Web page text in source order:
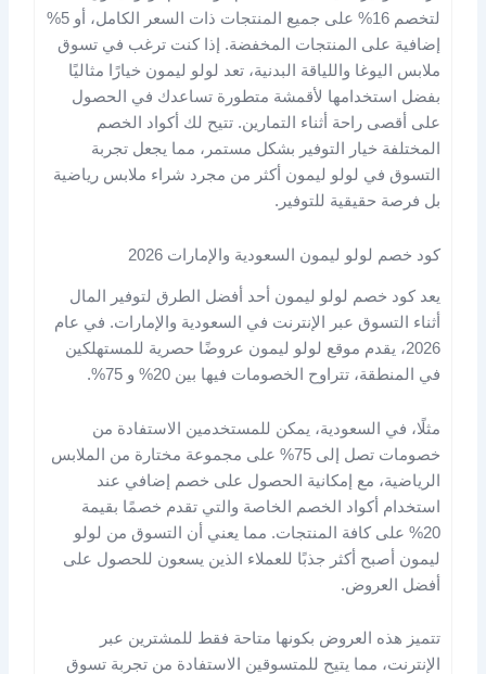
لتخصم 16% على جميع المنتجات ذات السعر الكامل، أو 5%
إضافية على المنتجات المخفضة. إذا كنت ترغب في تسوق
ملابس اليوغا واللياقة البدنية، تعد لولو ليمون خيارًا مثاليًا
بفضل استخدامها لأقمشة متطورة تساعدك في الحصول
على أقصى راحة أثناء التمارين. تتيح لك أكواد الخصم
المختلفة خيار التوفير بشكل مستمر، مما يجعل تجربة
التسوق في لولو ليمون أكثر من مجرد شراء ملابس رياضية
بل فرصة حقيقية للتوفير​.
كود خصم لولو ليمون السعودية والإمارات 2026
يعد كود خصم لولو ليمون أحد أفضل الطرق لتوفير المال
أثناء التسوق عبر الإنترنت في السعودية والإمارات. في عام
2026، يقدم موقع لولو ليمون عروضًا حصرية للمستهلكين
في المنطقة، تتراوح الخصومات فيها بين 20% و 75%.
مثلًا، في السعودية، يمكن للمستخدمين الاستفادة من
خصومات تصل إلى 75% على مجموعة مختارة من الملابس
الرياضية، مع إمكانية الحصول على خصم إضافي عند
استخدام أكواد الخصم الخاصة والتي تقدم خصمًا بقيمة
20% على كافة المنتجات. مما يعني أن التسوق من لولو
ليمون أصبح أكثر جذبًا للعملاء الذين يسعون للحصول على
أفضل العروض.
تتميز هذه العروض بكونها متاحة فقط للمشترين عبر
الإنترنت، مما يتيح للمتسوقين الاستفادة من تجربة تسوق